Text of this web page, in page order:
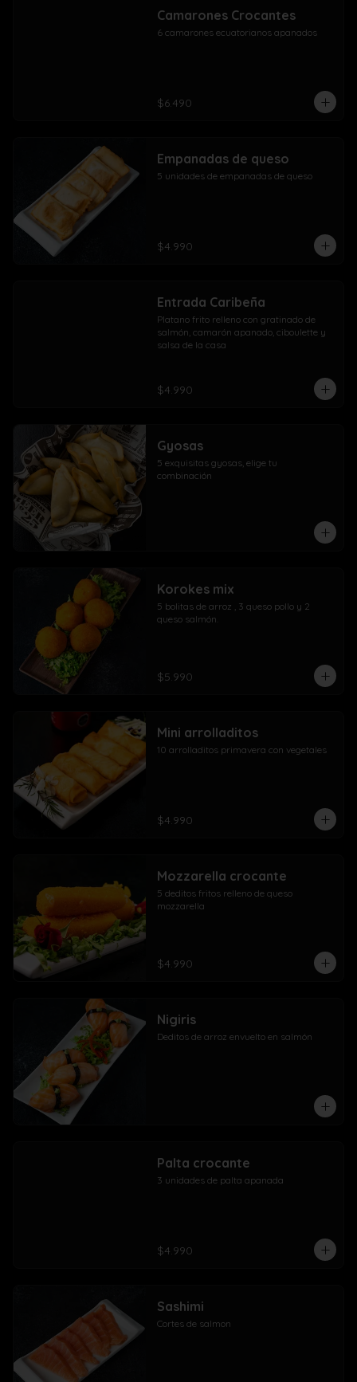
Camarones Crocantes
6 camarones ecuatorianos apanados
$6.490
Empanadas de queso
5 unidades de empanadas de queso
$4.990
Entrada Caribeña
Platano frito relleno con gratinado de
salmón, camarón apanado, ciboulette y
salsa de la casa
$4.990
Gyosas
5 exquisitas gyosas, elige tu
combinación
Korokes mix
5 bolitas de arroz , 3 queso pollo y 2
queso salmón.
$5.990
Mini arrolladitos
10 arrolladitos primavera con vegetales
$4.990
Mozzarella crocante
5 deditos fritos relleno de queso
mozzarella
$4.990
Nigiris
Deditos de arroz envuelto en salmón
Palta crocante
3 unidades de palta apanada
$4.990
Sashimi
Cortes de salmon